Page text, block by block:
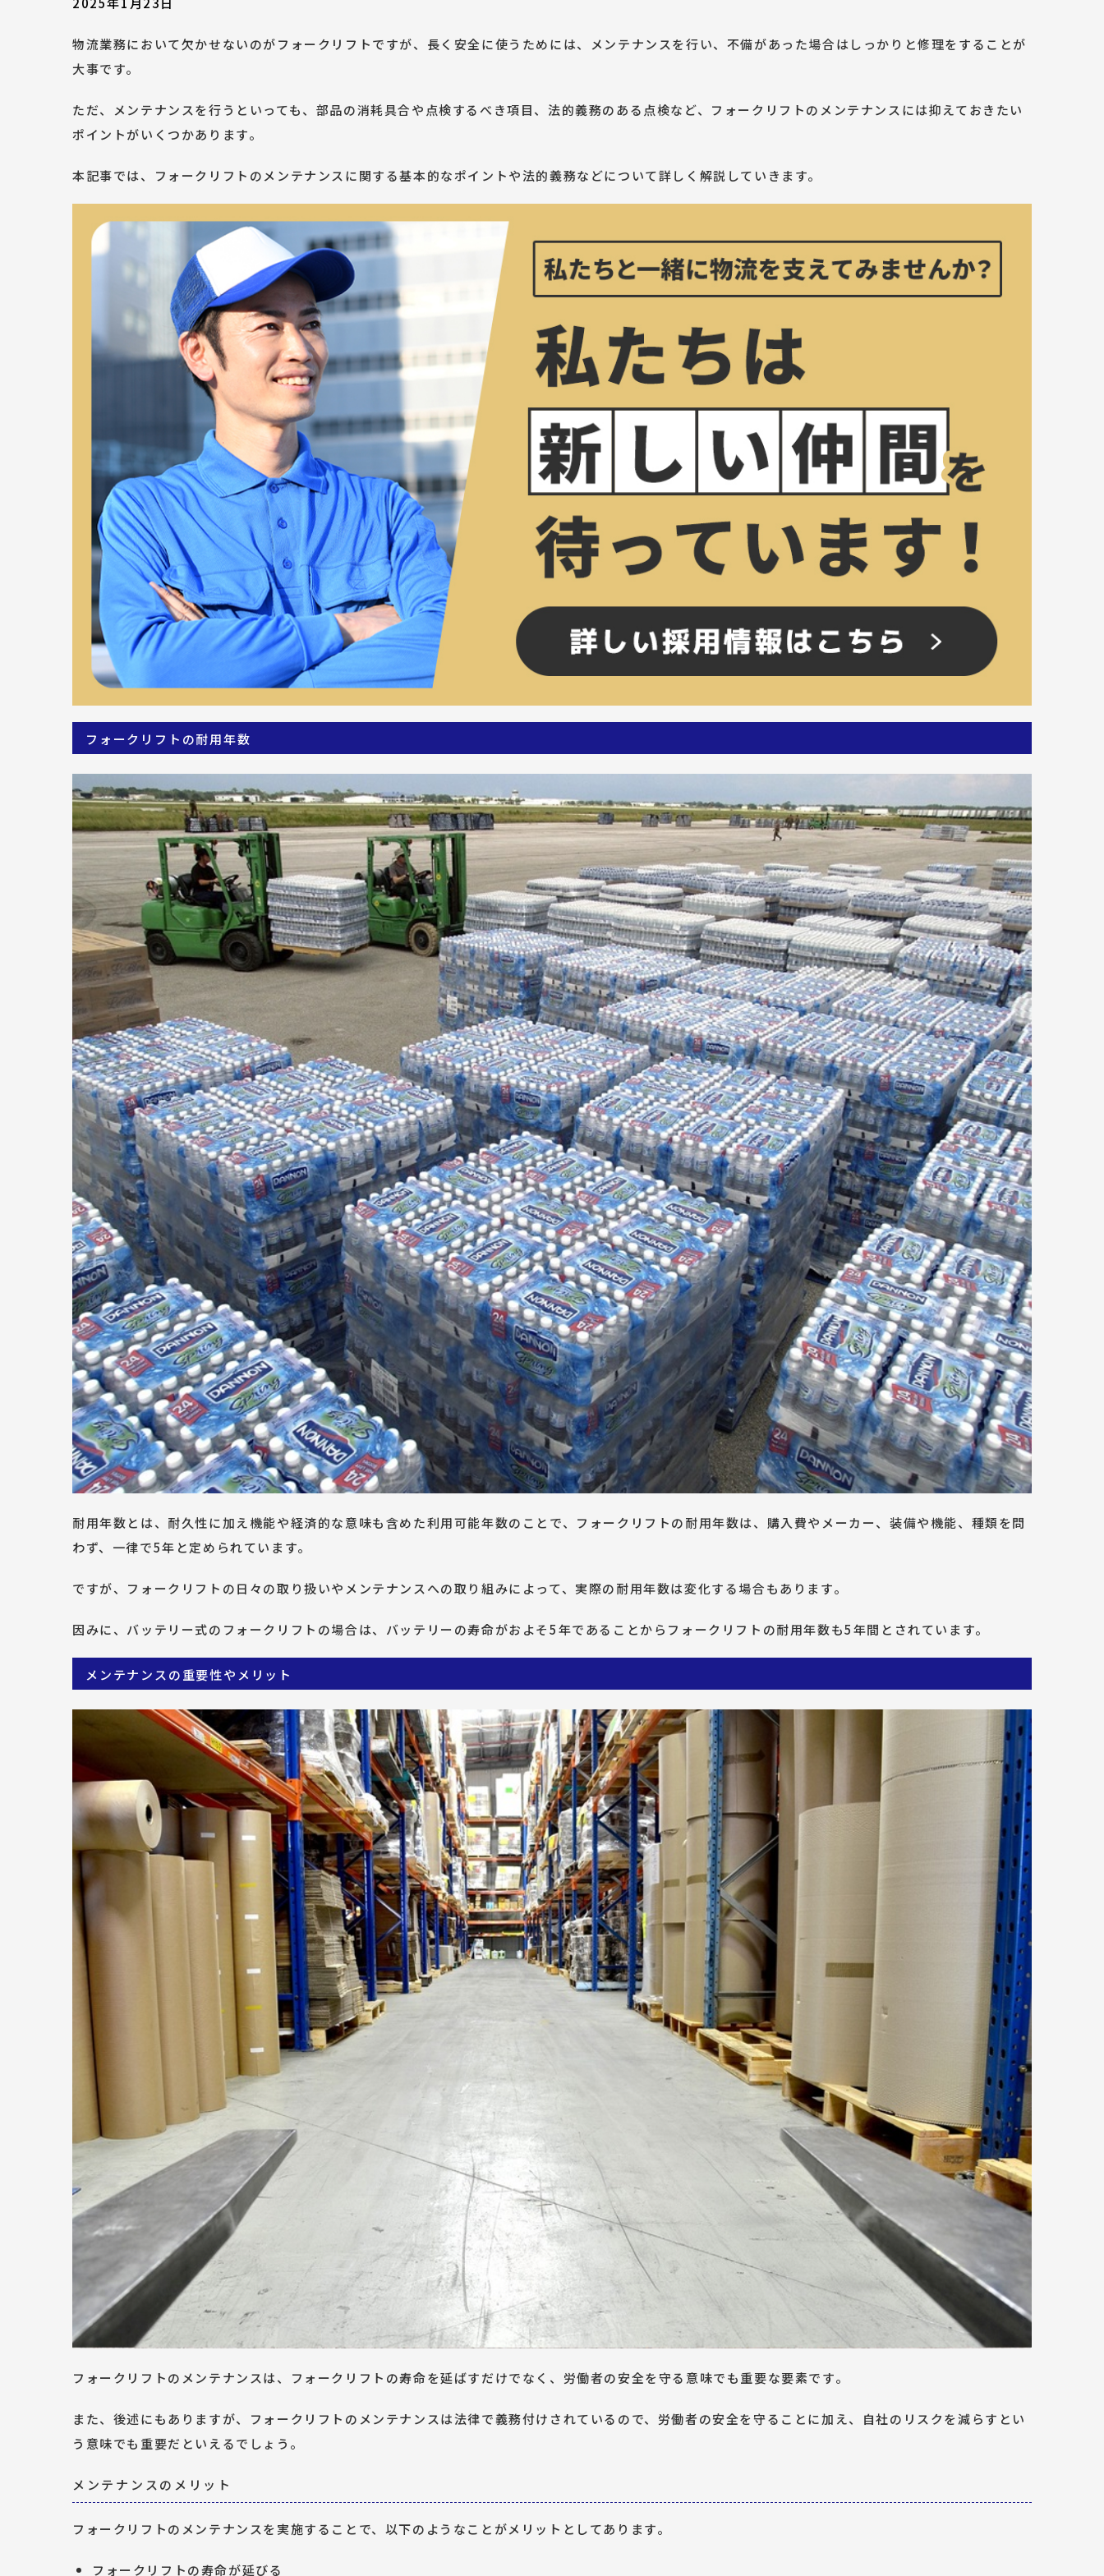
物流業務において欠かせないのがフォークリフトですが、長く安全に使うためには、メンテナンスを行い、不備があった場合はしっかりと修理をすることが
大事です。
ただ、メンテナンスを行うといっても、部品の消耗具合や点検するべき項目、法的義務のある点検など、フォークリフトのメンテナンスには抑えておきたい
ポイントがいくつかあります。
本記事では、フォークリフトのメンテナンスに関する基本的なポイントや法的義務などについて詳しく解説していきます。
フォークリフトの耐用年数
耐用年数とは、耐久性に加え機能や経済的な意味も含めた利用可能年数のことで、フォークリフトの耐用年数は、購入費やメーカー、装備や機能、種類を問
わず、一律で5年と定められています。
ですが、フォークリフトの日々の取り扱いやメンテナンスへの取り組みによって、実際の耐用年数は変化する場合もあります。
因みに、バッテリー式のフォークリフトの場合は、バッテリーの寿命がおよそ5年であることからフォークリフトの耐用年数も5年間とされています。
メンテナンスの重要性やメリット
フォークリフトのメンテナンスは、フォークリフトの寿命を延ばすだけでなく、労働者の安全を守る意味でも重要な要素です。
また、後述にもありますが、フォークリフトのメンテナンスは法律で義務付けされているので、労働者の安全を守ることに加え、自社のリスクを減らすとい
う意味でも重要だといえるでしょう。
メンテナンスのメリット
フォークリフトのメンテナンスを実施することで、以下のようなことがメリットとしてあります。
フォークリフトの寿命が延びる